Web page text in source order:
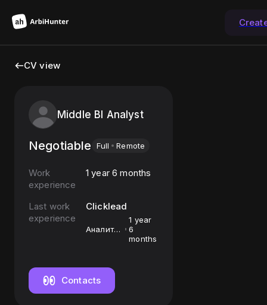
CV view
Middle BI Analyst
Negotiable Full Remote
Work
experience
1 year 6 months
Last work
experience
Clicklead
Аналитик
1 year
6
months
Contacts